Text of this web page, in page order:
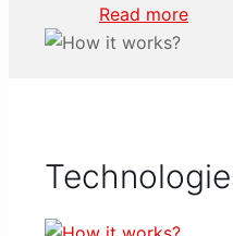
Read more